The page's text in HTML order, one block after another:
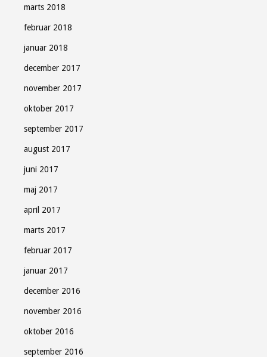
marts 2018
februar 2018
januar 2018
december 2017
november 2017
oktober 2017
september 2017
august 2017
juni 2017
maj 2017
april 2017
marts 2017
februar 2017
januar 2017
december 2016
november 2016
oktober 2016
september 2016